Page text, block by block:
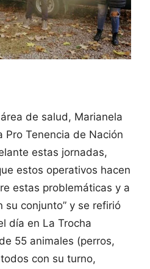
de salud, Marianela
Pro Tenencia de Nación
estas jornadas,
estos operativos hacen
estas problemáticas y a
su conjunto” y se refirió
día en La Trocha
55 animales (perros,
con su turno,